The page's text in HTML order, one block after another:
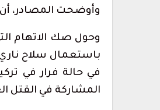
وأوضحت المصادر، أن
وحول صك الاتهام
باستعمال سلاح
في حالة فرار في
المشاركة في القتل
أغسطس 6, 2026
أحكام
بتطوان
أغسطس 5, 2026